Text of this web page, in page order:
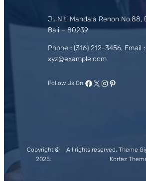
Jl. Niti Mandala Renon No.88,
Bali – 80239
Phone : (316) 212-3456, Email :
xyz@example.com
Follow Us On:Facebook
X Instagram
Pinterest
Copyright ©
2025.
All rights reserved. Theme
Kortez